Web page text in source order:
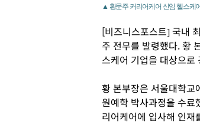
▲ 황문주 커리어케어 신임 헬스케
[비즈니스포스트] 국내
주 전무를 발령했다. 황
스케어 기업을 대상으로
황 본부장은 서울대학교
원예학 박사과정을 수료
리어케어에 입사해 인